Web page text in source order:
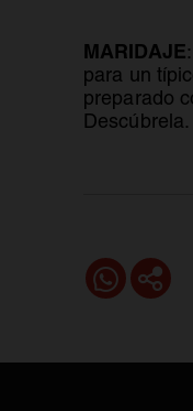
MARIDAJE
para un
preparado
Descúbrela.